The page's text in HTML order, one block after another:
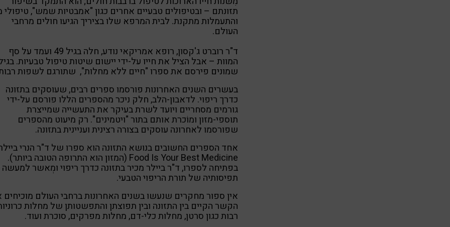
תזונתם – ובטיפולים טבעיים אחרים כגון "אמבטיות שמש", טיפולי
והתעמלות מתקנת. לבית המרפא שלו בציריך הגיעו חולים מרחבי
העולם.
ד"ר רוברט ג'קסון, רופא אמריקאי נודע, חלה בגיל 49 ועמד על סף
המוות – אבל הציל את חייו על-ידי יישום שיטות טיפול טבעיות.
שמונים פירסם את ספרו "חיים ללא מחלות", שתורגם לשפות
בעשרים השנים האחרונות פורסמו ספרים רבים, שעוסקים בתזונה
כדרך ריפוי. לדאבון-הלב, חלק ניכר מהספרים הללו פורסם על-ידי
גורמים מסחריים ויועד לשרת בעיקר את התעשייה שמייצרת
תוספי-מזון ומוֹכרת אותם בתור "ויטמינים". רק מיעוט מהספרים
שפורסמו לאחרונה עוסקים בצורה רצינית ועניינית בתזונה.
אחד הספרים החשובים בנושא התזונה הוא ספרו של ד"ר הנרי
Food Is Your Best Medicine (המזון הוא התרופה הטובה ביותר).
בפתיחה לספרו, ד"ר ביילר מכיר בתזונה כדרך ריפוי ומְאשר
תפיסותיה של תורת הריפוי הטבעי.
אין ספור מחקרים שנעשו בשנים האחרונות ברחבי העולם
הקשר הקיים בין התזונה ובין תפוצתן והתפשטותן של מחלות
רבות כגון סרטן, מחלות כלי-דם, מחלות מפרקים, סוכרת ועוד.